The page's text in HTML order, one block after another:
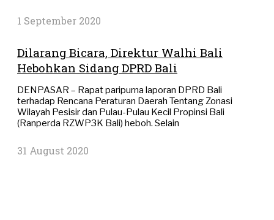
1 September 2020
Dilarang Bicara, Direktur Walhi Bali
Hebohkan Sidang DPRD Bali
DENPASAR – Rapat paripurna laporan DPRD Bali
terhadap Rencana Peraturan Daerah Tentang Zonasi
Wilayah Pesisir dan Pulau-Pulau Kecil Propinsi Bali
(Ranperda RZWP3K Bali) heboh. Selain
31 August 2020